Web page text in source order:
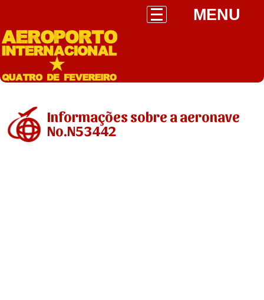
MENU
Informações sobre a aeronave
No.N53442